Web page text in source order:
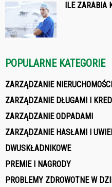
ILE ZARABIA
POPULARNE KATEGORIE
ZARZĄDZANIE
ZARZĄDZANIE DŁUGAMI I
ZARZĄDZANIE ODPADAMI
ZARZĄDZANIE HASŁAMI I
DWUSKŁADNIKOWE
PREMIE I NAGRODY
PROBLEMY ZDROWOTNE W